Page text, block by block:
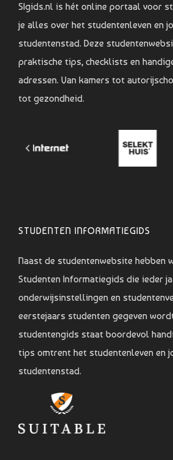
SIgids.nl is hét online portaal voor
je alles over het studentenleven en
studentenstad. Deze
praktische tips, checklists en
adressen. Van kamers tot
tot gezondheid.
STUDENTEN INFORMATIEGIDS
Naast de studentenwebsite hebben
Studenten Informatiegids die ieder
onderwijsinstellingen en
eerstejaars studenten gegeven
studentengids staat boordevol
tips omtrent het studentenleven en
studentenstad.